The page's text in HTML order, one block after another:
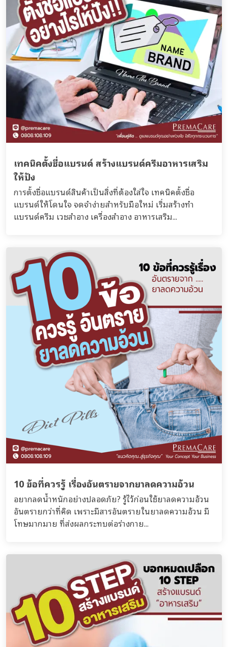
เทคนิคตั้งชื่อแบรนด์ สร้างแบรนด์ครีมอาหารเสริม
ให้ปัง
การตั้งชื่อแบรนด์สินค้าเป็นสิ่งที่ต้องใส่ใจ เทคนิคตั้งชื่อ
แบรนด์ให้โดนใจ จดจำง่ายสำหรับมือใหม่ เริ่มสร้างทำ
แบรนด์ครีม เวชสำอาง เครื่องสำอาง อาหารเสริม...
10 ข้อที่ควรรู้ เรื่องอันตรายจากยาลดความอ้วน
อยากลดน้ำหนักอย่างปลอดภัย? รู้ไว้ก่อนใช้ยาลดความอ้วน
อันตรายกว่าที่คิด เพราะมีสารอันตรายในยาลดความอ้วน มี
โทษมากมาย ที่ส่งผลกระทบต่อร่างกาย...